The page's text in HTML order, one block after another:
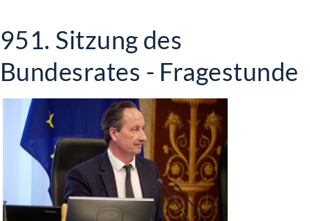
951. Sitzung des
Bundesrates - Fragestunde